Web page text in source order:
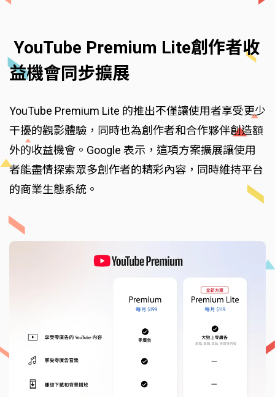
YouTube Premium Lite創作者收
益機會同步擴展
YouTube Premium Lite 的推出不僅讓使用者享受更少
干擾的觀影體驗，同時也為創作者和合作夥伴創造額
外的收益機會。Google 表示，這項方案擴展讓使用
者能盡情探索眾多創作者的精彩內容，同時維持平台
的商業生態系統。